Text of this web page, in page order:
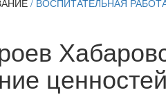
/ ВОСПИТАТЕЛЬНАЯ